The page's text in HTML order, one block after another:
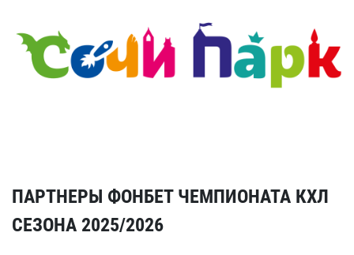
ПАРТНЕРЫ ФОНБЕТ ЧЕМПИОНАТА КХЛ
СЕЗОНА 2025/2026